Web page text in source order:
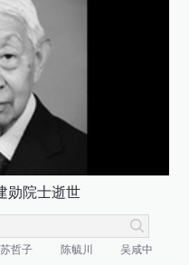
勋院士逝世
苏哲子 陈毓川
吴咸中